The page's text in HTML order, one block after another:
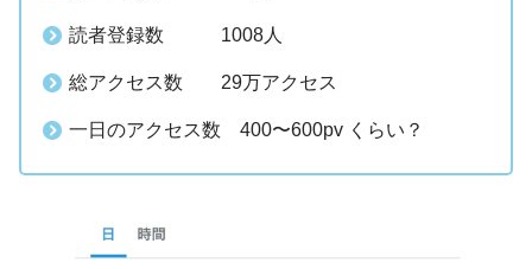
読者登録数 1008人
総アクセス数 29万アクセス
一日のアクセス数 400〜600pv くらい？